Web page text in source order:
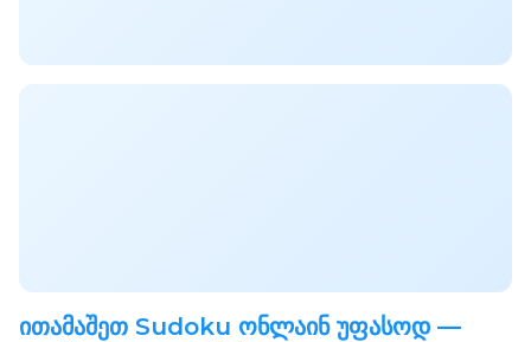
ითამაშეთ Sudoku ონლაინ უფასოდ —